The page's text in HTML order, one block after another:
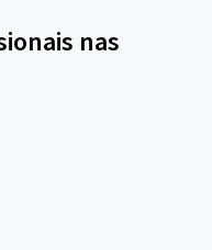
nas